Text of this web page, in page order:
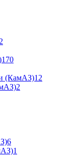
170
(КамАЗ)12
2
6
1